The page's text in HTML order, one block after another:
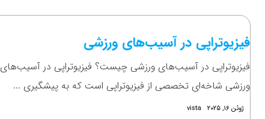
فیزیوتراپی در آسیب‌های ورزشی
فیزیوتراپی در آسیب‌های ورزشی چیست؟ فیزیوتراپی در آسیب‌های
ورزشی شاخه‌ای تخصصی از فیزیوتراپی است که به پیشگیری ...
ژوئن ۱۶, ۲۰۲۵ vista